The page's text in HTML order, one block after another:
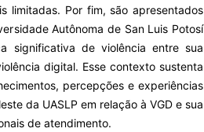
limitadas. Por fim, são apresentados
Autônoma de San Luis Potosí
significativa de violência entre sua
digital. Esse contexto sustenta
percepções e experiências
da UASLP em relação à VGD e sua
de atendimento.